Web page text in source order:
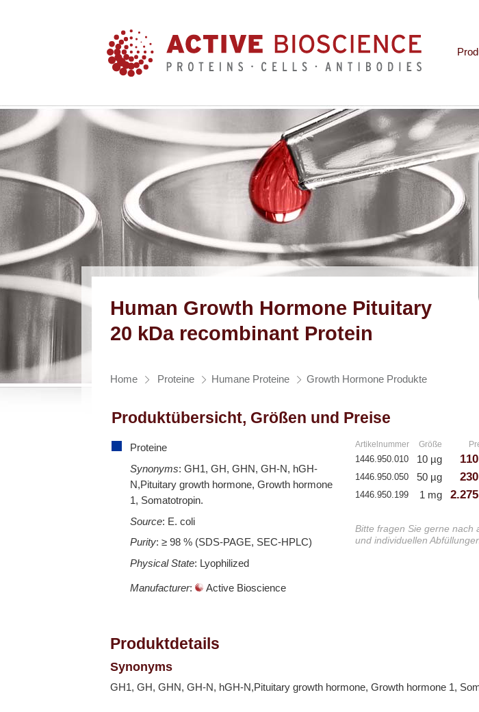
Human Growth Hormone Pituitary
20 kDa recombinant Protein
Home Proteine Humane Proteine Growth Hormone Produkte
Produktübersicht, Größen und Preise
Proteine
Synonyms: GH1, GH, GHN, GH-N, hGH-
N,Pituitary growth hormone, Growth hormone
1, Somatotropin.
Source: E. coli
Purity: ≥ 98 % (SDS-PAGE, SEC-HPLC)
Physical State: Lyophilized
Manufacturer: Active Bioscience
Artikelnummer Größe
1446.950.010 10 µg
1446.950.050 50 µg
1446.950.199 1 mg
Bitte fragen Sie gerne nach
und individuellen
Produktdetails
Synonyms
GH1, GH, GHN, GH-N, hGH-N,Pituitary growth hormone, Growth hormone 1,